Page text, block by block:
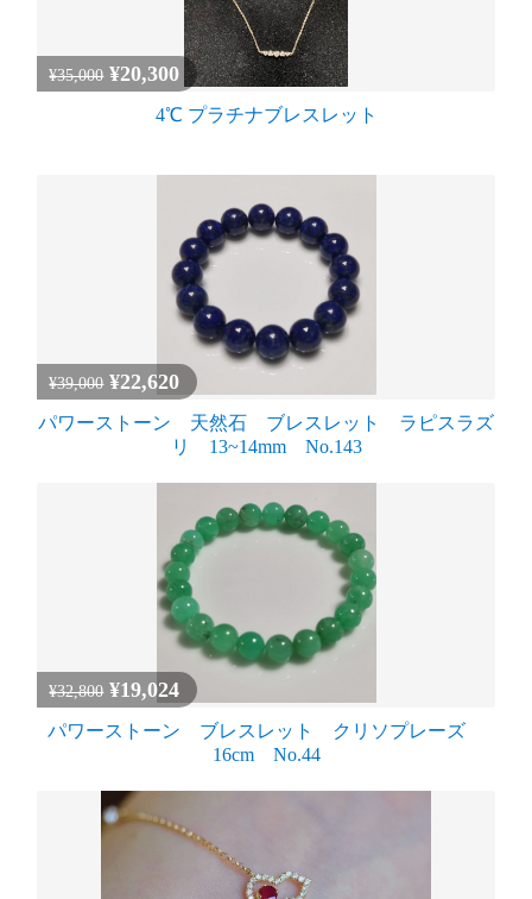
¥35,000 ¥20,300
4℃ プラチナブレスレット
¥39,000 ¥22,620
パワーストーン 天然石 ブレスレット ラピスラズ
リ 13~14mm No.143
¥32,800 ¥19,024
パワーストーン ブレスレット クリソプレーズ
16cm No.44